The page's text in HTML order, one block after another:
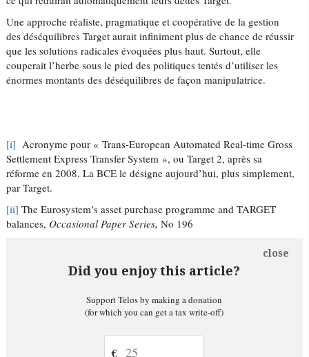
Une approche réaliste, pragmatique et coopérative de la gestion
des déséquilibres Target aurait infiniment plus de chance de réussir
que les solutions radicales évoquées plus haut. Surtout, elle
couperait l’herbe sous le pied des politiques tentés d’utiliser les
énormes montants des déséquilibres de façon manipulatrice.
[i] Acronyme pour « Trans-European Automated Real-time Gross
Settlement Express Transfer System », ou Target 2, après sa
réforme en 2008. La BCE le désigne aujourd’hui, plus simplement,
par Target.
[ii] The Eurosystem’s asset purchase programme and TARGET
balances, Occasional Paper Series, No 196
Did you enjoy this article?
close
Support Telos by making a donation
(for which you can get a tax write-off)
€